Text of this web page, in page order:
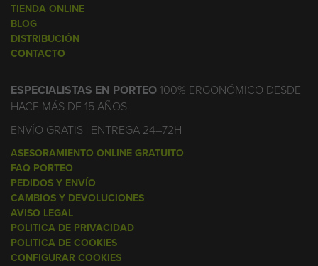
TIENDA ONLINE
BLOG
DISTRIBUCIÓN
CONTACTO
ESPECIALISTAS EN PORTEO100% ERGONÓMICO DESDE
HACE MÁS DE 15 AÑOS
ENVÍO GRATIS | ENTREGA 24–72H
ASESORAMIENTO ONLINE GRATUITO
FAQ PORTEO
PEDIDOS Y ENVÍO
CAMBIOS Y DEVOLUCIONES
AVISO LEGAL
POLITICA DE PRIVACIDAD
POLITICA DE COOKIES
CONFIGURAR COOKIES